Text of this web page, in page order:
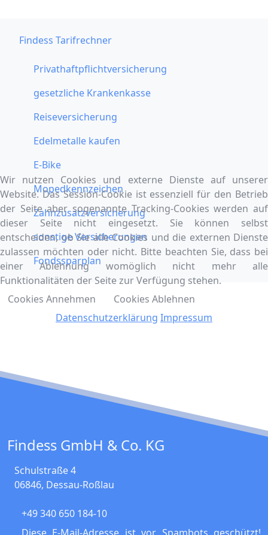
Findess Tarifrechner
Privathaftpflichtversicherung
gesetzliche Krankenkasse
Reiseversicherung
Edelmetalle kaufen
E-Bike
Mopedkennzeichen
Zahnzusatzversicherung
sonstige Versicherungen
Fondssparplan
Findess GmbH & Co. KG
Schulstraße 4
06846, Dessau-Roßlau
+49 340 650 184-10
Wir nutzen Cookies und externe Dienste auf unserer
Website. Das Session-Cookie ist essenziell für den Betrieb
der Seite aber sogenannte Tracking-Cookies werden auf
dieser Seite nicht eingesetzt. Sie können selbst
entscheiden, ob Sie alle Cookies und die externen Dienste
zulassen möchten oder nicht. Bitte beachten Sie, dass bei
einer Ablehnung womöglich nicht mehr alle
Funktionalitäten der Seite zur Verfügung stehen.
Cookies Annehmen
Cookies Ablehnen
Datenschutzerklärung Impressum